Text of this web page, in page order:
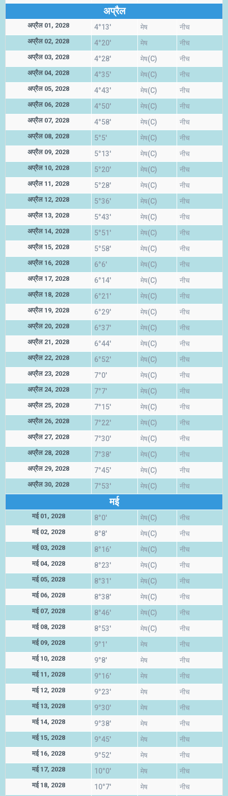
अप्रैल
अप्रैल 01, 2028 4°13' मेष नीच
अप्रैल 02, 2028 4°20' मेष नीच
अप्रैल 03, 2028 4°28' मेष(C) नीच
अप्रैल 04, 2028 4°35' मेष(C) नीच
अप्रैल 05, 2028 4°43' मेष(C) नीच
अप्रैल 06, 2028 4°50' मेष(C) नीच
अप्रैल 07, 2028 4°58' मेष(C) नीच
अप्रैल 08, 2028 5°5' मेष(C) नीच
अप्रैल 09, 2028 5°13' मेष(C) नीच
अप्रैल 10, 2028 5°20' मेष(C) नीच
अप्रैल 11, 2028 5°28' मेष(C) नीच
अप्रैल 12, 2028 5°36' मेष(C) नीच
अप्रैल 13, 2028 5°43' मेष(C) नीच
अप्रैल 14, 2028 5°51' मेष(C) नीच
अप्रैल 15, 2028 5°58' मेष(C) नीच
अप्रैल 16, 2028 6°6' मेष(C) नीच
अप्रैल 17, 2028 6°14' मेष(C) नीच
अप्रैल 18, 2028 6°21' मेष(C) नीच
अप्रैल 19, 2028 6°29' मेष(C) नीच
अप्रैल 20, 2028 6°37' मेष(C) नीच
अप्रैल 21, 2028 6°44' मेष(C) नीच
अप्रैल 22, 2028 6°52' मेष(C) नीच
अप्रैल 23, 2028 7°0' मेष(C) नीच
अप्रैल 24, 2028 7°7' मेष(C) नीच
अप्रैल 25, 2028 7°15' मेष(C) नीच
अप्रैल 26, 2028 7°22' मेष(C) नीच
अप्रैल 27, 2028 7°30' मेष(C) नीच
अप्रैल 28, 2028 7°38' मेष(C) नीच
अप्रैल 29, 2028 7°45' मेष(C) नीच
अप्रैल 30, 2028 7°53' मेष(C) नीच
मई
मई 01, 2028 8°0' मेष(C) नीच
मई 02, 2028 8°8' मेष(C) नीच
मई 03, 2028 8°16' मेष(C) नीच
मई 04, 2028 8°23' मेष(C) नीच
मई 05, 2028 8°31' मेष(C) नीच
मई 06, 2028 8°38' मेष(C) नीच
मई 07, 2028 8°46' मेष(C) नीच
मई 08, 2028 8°53' मेष(C) नीच
मई 09, 2028 9°1' मेष नीच
मई 10, 2028 9°8' मेष नीच
मई 11, 2028 9°16' मेष नीच
मई 12, 2028 9°23' मेष नीच
मई 13, 2028 9°30' मेष नीच
मई 14, 2028 9°38' मेष नीच
मई 15, 2028 9°45' मेष नीच
मई 16, 2028 9°52' मेष नीच
मई 17, 2028 10°0' मेष नीच
मई 18, 2028 10°7' मेष नीच